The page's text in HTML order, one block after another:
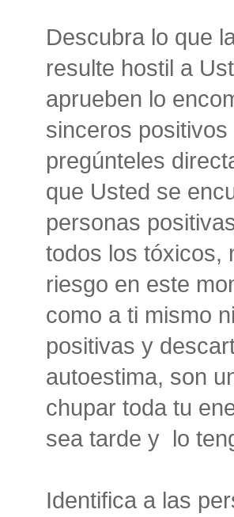
Descubra lo que
resulte hostil a
aprueben lo
sinceros
pregúnteles
que Usted se
personas
todos los tóxicos,
riesgo en este
como a ti mismo
positivas y
autoestima, son
chupar toda tu
sea tarde y lo
Identifica a las